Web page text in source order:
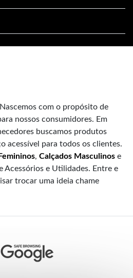
com o propósito de
nossos consumidores. Em
buscamos produtos
acessível para todos os clientes.
, Calçados Masculinos e
Acessórios e Utilidades. Entre e
trocar uma ideia chame